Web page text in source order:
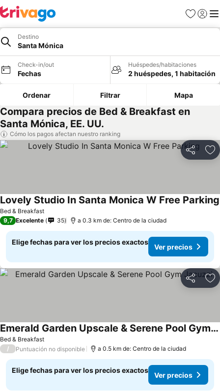
Favoritos
Iniciar
Destino
Santa Mónica
Check-in/out
Fechas
Huéspedes/habitaciones
2 huéspedes, 1 habitación
Ordenar Filtrar Mapa
Compara precios de Bed & Breakfast en
Santa Mónica, EE. UU.
Cómo los pagos afectan nuestro ranking
Compartir
Bed & Breakfast
Lovely Studio In Santa Monica W Free Parking
9,7 Excelente 35 a 0.3 km de: Centro de la ciudad
Elige fechas para ver los precios exactos
Ver precios
Compartir
Bed & Breakfast
Emerald Garden Upscale & Serene Pool Gym Jacuzzi
/ Puntuación no disponible a 0.5 km de: Centro de la ciudad
Elige fechas para ver los precios exactos
Ver precios